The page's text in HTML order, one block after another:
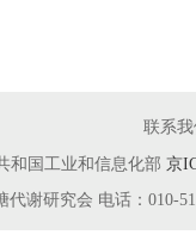
联系
和国工业和信息化部京
谢研究会 电话：010-